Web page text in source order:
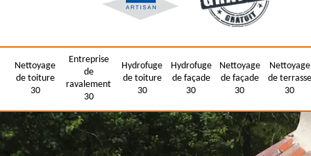
Nettoyage
de toiture
30
Entreprise
de
ravalement
30
Hydrofuge
de toiture
30
Hydrofuge
de façade
30
Nettoyage
de façade
30
Nettoyage
de terrasse
30